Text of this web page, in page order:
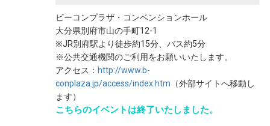
ビーコンプラザ・コンベンションホール
大分県別府市山の手町12-1
※JR別府駅より徒歩約15分、バス約5分
※公共交通機関のご利用をお願いいたします。
アクセス： http://www.b-
conplaza.jp/access/index.htm （外部サイトへ移動し
ます）
こちらのイベントは終了いたしました。